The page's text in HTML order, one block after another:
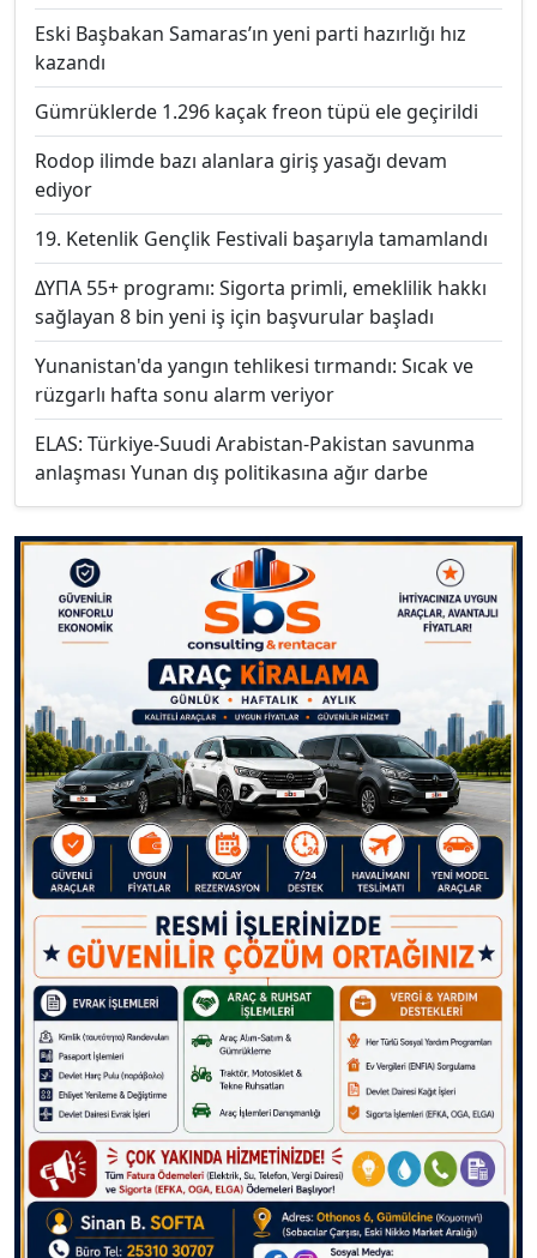
Eski Başbakan Samaras’ın yeni parti hazırlığı hız
kazandı
Gümrüklerde 1.296 kaçak freon tüpü ele geçirildi
Rodop ilimde bazı alanlara giriş yasağı devam
ediyor
19. Ketenlik Gençlik Festivali başarıyla tamamlandı
ΔΥΠΑ 55+ programı: Sigorta primli, emeklilik hakkı
sağlayan 8 bin yeni iş için başvurular başladı
Yunanistan'da yangın tehlikesi tırmandı: Sıcak ve
rüzgarlı hafta sonu alarm veriyor
ELAS: Türkiye-Suudi Arabistan-Pakistan savunma
anlaşması Yunan dış politikasına ağır darbe